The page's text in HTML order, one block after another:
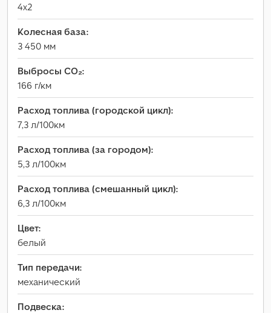
4x2
Колесная база:
3 450 мм
Выбросы CO₂:
166 г/км
Расход топлива (городской цикл):
7,3 л/100км
Расход топлива (за городом):
5,3 л/100км
Расход топлива (смешанный цикл):
6,3 л/100км
Цвет:
белый
Тип передачи:
механический
Подвеска: